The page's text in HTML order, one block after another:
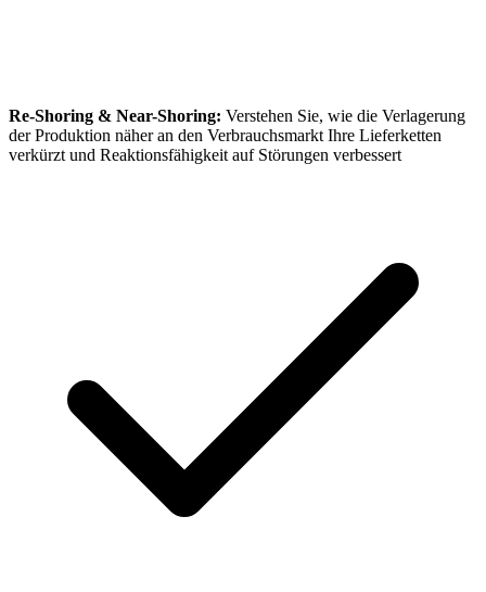
Re-Shoring & Near-Shoring: Verstehen Sie, wie die Verlagerung
der Produktion näher an den Verbrauchsmarkt Ihre Lieferketten
verkürzt und Reaktionsfähigkeit auf Störungen verbessert